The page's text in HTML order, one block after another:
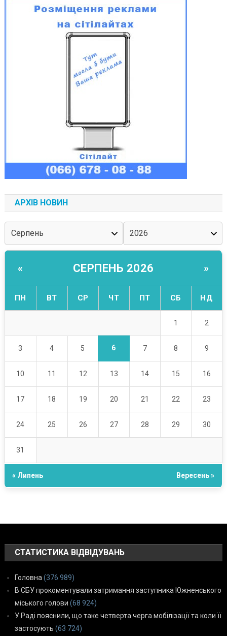
АРХІВ НОВИН
« СЕРПЕНЬ 2026 »
ПН ВТ СР ЧТ ПТ СБ НД
1 2
3 4 5 6 7 8 9
10 11 12 13 14 15 16
17 18 19 20 21 22 23
24 25 26 27 28 29 30
31
« Липень Вересень »
СТАТИСТИКА ВІДВІДУВАНЬ
Головна (376 989)
В СБУ прокоментували затримання заступника Южненського
міського голови (68 924)
У Раді пояснили, що таке четверта черга мобілізації та коли її
застосують (63 724)